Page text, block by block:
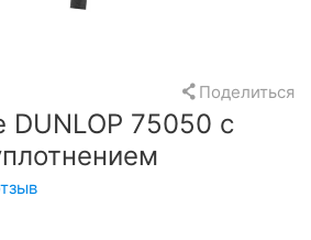
Поделиться
DUNLOP 75050 с